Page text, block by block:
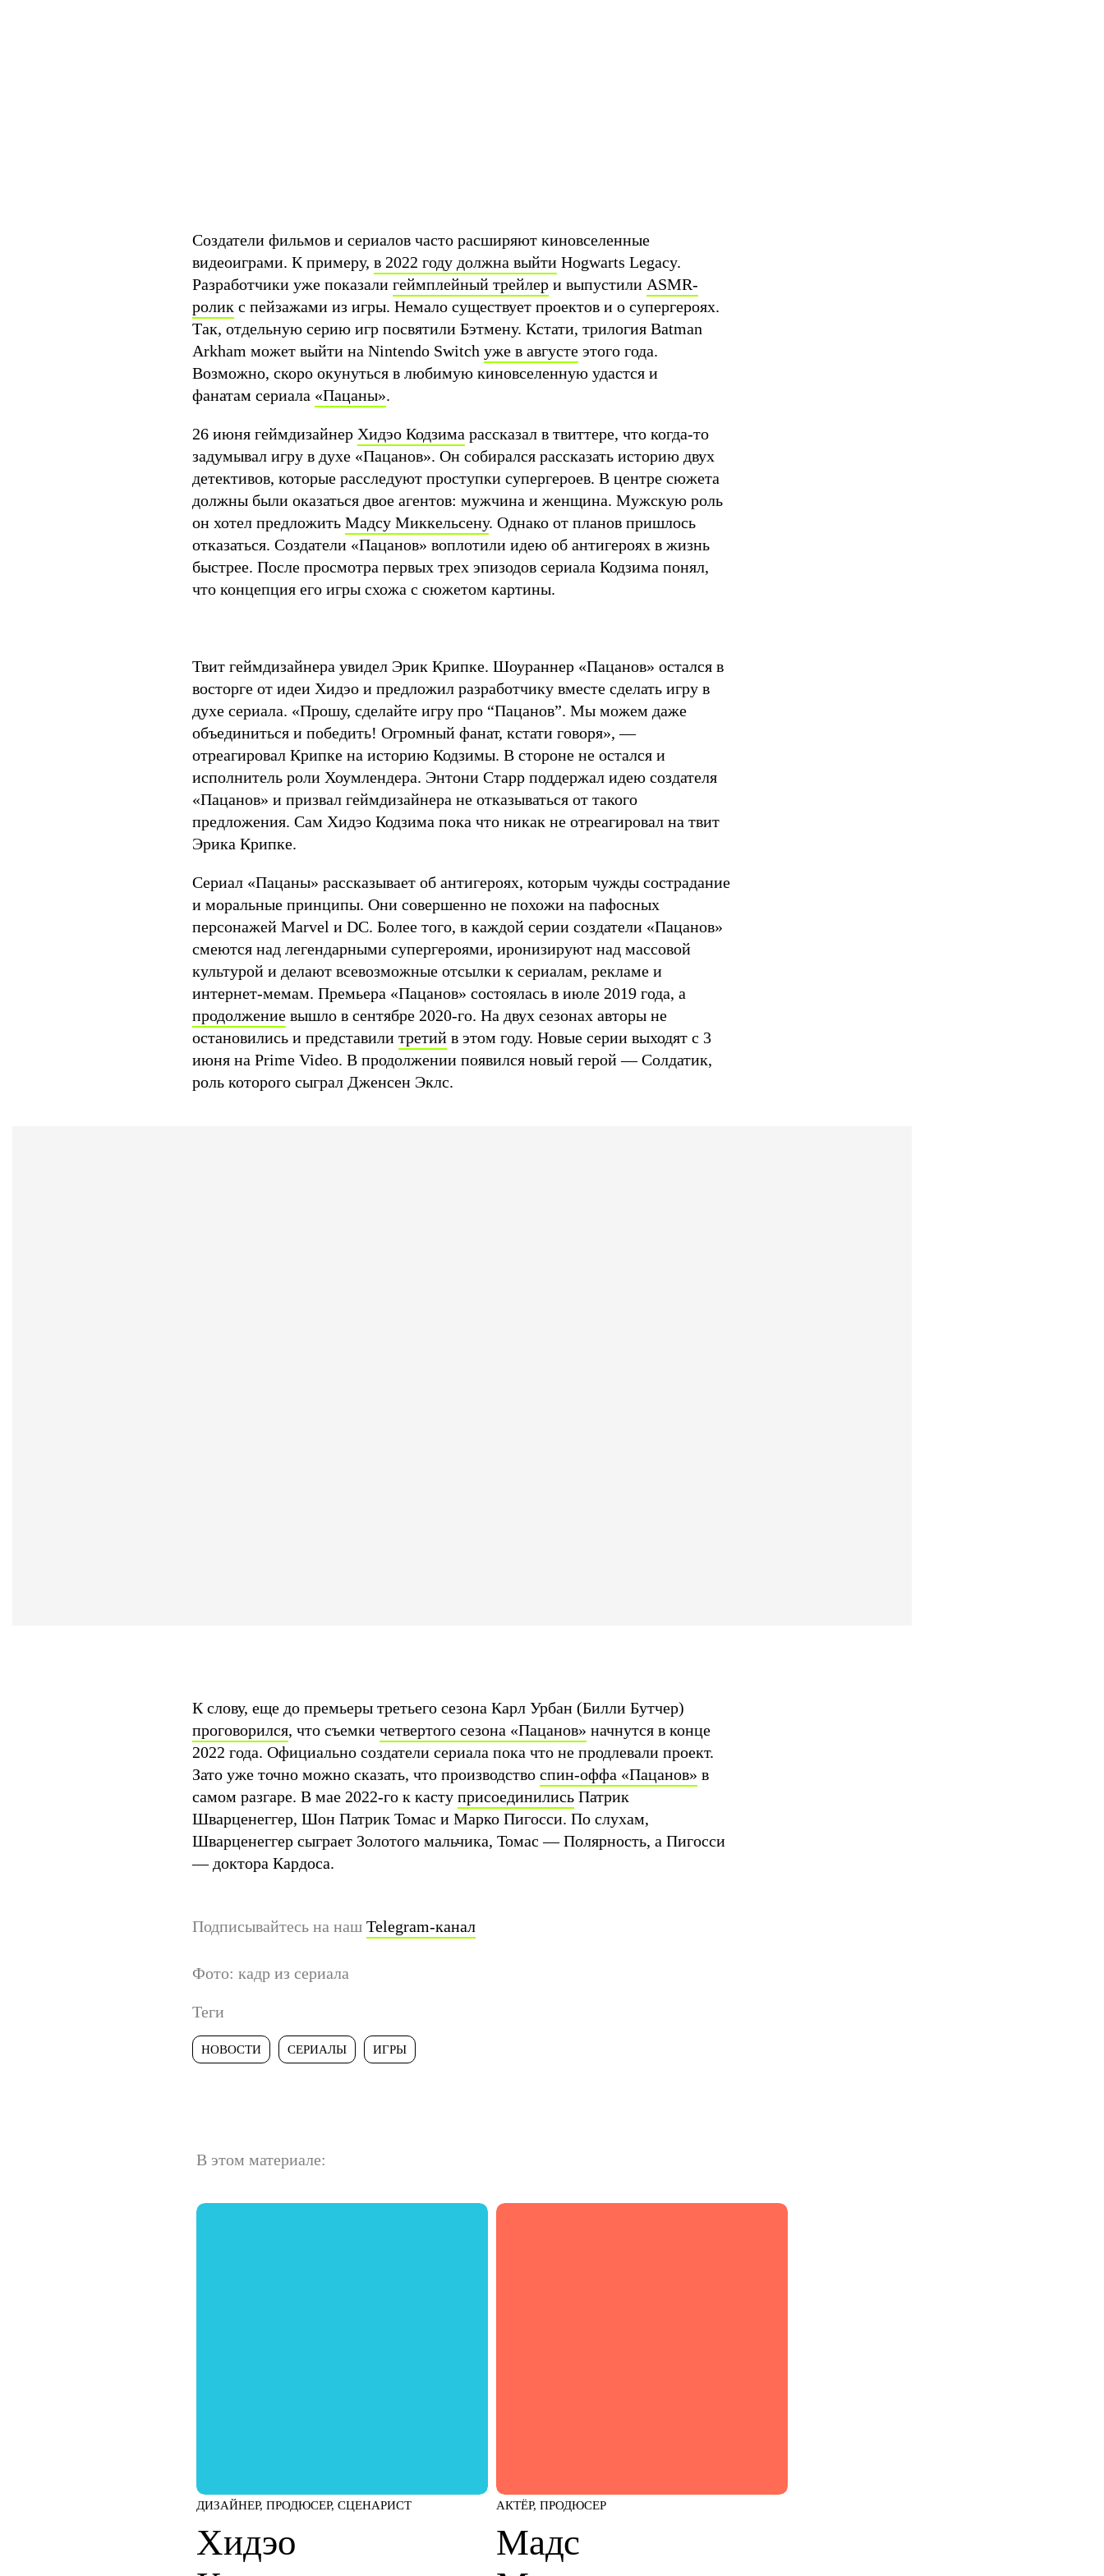
Создатели фильмов и сериалов часто расширяют киновселенные
видеоиграми. К примеру, в 2022 году должна выйти Hogwarts Legacy.
Разработчики уже показали геймплейный трейлер и выпустили ASMR-
ролик с пейзажами из игры. Немало существует проектов и о супергероях.
Так, отдельную серию игр посвятили Бэтмену. Кстати, трилогия Batman
Arkham может выйти на Nintendo Switch уже в августе этого года.
Возможно, скоро окунуться в любимую киновселенную удастся и
фанатам сериала «Пацаны».
26 июня геймдизайнер Хидэо Кодзима рассказал в твиттере, что когда-то
задумывал игру в духе «Пацанов». Он собирался рассказать историю двух
детективов, которые расследуют проступки супергероев. В центре сюжета
должны были оказаться двое агентов: мужчина и женщина. Мужскую роль
он хотел предложить Мадсу Миккельсену. Однако от планов пришлось
отказаться. Создатели «Пацанов» воплотили идею об антигероях в жизнь
быстрее. После просмотра первых трех эпизодов сериала Кодзима понял,
что концепция его игры схожа с сюжетом картины.
Твит геймдизайнера увидел Эрик Крипке. Шоураннер «Пацанов» остался в
восторге от идеи Хидэо и предложил разработчику вместе сделать игру в
духе сериала. «Прошу, сделайте игру про “Пацанов”. Мы можем даже
объединиться и победить! Огромный фанат, кстати говоря», —
отреагировал Крипке на историю Кодзимы. В стороне не остался и
исполнитель роли Хоумлендера. Энтони Старр поддержал идею создателя
«Пацанов» и призвал геймдизайнера не отказываться от такого
предложения. Сам Хидэо Кодзима пока что никак не отреагировал на твит
Эрика Крипке.
Сериал «Пацаны» рассказывает об антигероях, которым чужды сострадание
и моральные принципы. Они совершенно не похожи на пафосных
персонажей Marvel и DC. Более того, в каждой серии создатели «Пацанов»
смеются над легендарными супергероями, иронизируют над массовой
культурой и делают всевозможные отсылки к сериалам, рекламе и
интернет-мемам. Премьера «Пацанов» состоялась в июле 2019 года, а
продолжение вышло в сентябре 2020-го. На двух сезонах авторы не
остановились и представили третий в этом году. Новые серии выходят с 3
июня на Prime Video. В продолжении появился новый герой — Солдатик,
роль которого сыграл Дженсен Эклс.
К слову, еще до премьеры третьего сезона Карл Урбан (Билли Бутчер)
проговорился, что съемки четвертого сезона «Пацанов» начнутся в конце
2022 года. Официально создатели сериала пока что не продлевали проект.
Зато уже точно можно сказать, что производство спин-оффа «Пацанов» в
самом разгаре. В мае 2022-го к касту присоединились Патрик
Шварценеггер, Шон Патрик Томас и Марко Пигосси. По слухам,
Шварценеггер сыграет Золотого мальчика, Томас — Полярность, а Пигосси
— доктора Кардоса.
Подписывайтесь на наш Telegram-канал
Фото: кадр из сериала
Теги
НОВОСТИ СЕРИАЛЫ ИГРЫ
В этом материале:
ДИЗАЙНЕР, ПРОДЮСЕР, СЦЕНАРИСТ
Хидэо
АКТЁР, ПРОДЮСЕР
Мадс